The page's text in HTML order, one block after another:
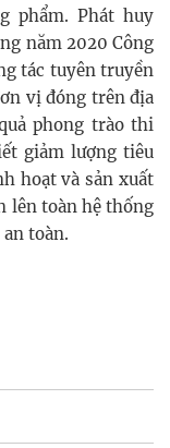
phẩm. Phát huy
năm 2020 Công
tác tuyên truyền
vị đóng trên địa
phong trào thi
giảm lượng tiêu
hoạt và sản xuất
lên toàn hệ thống
toàn.